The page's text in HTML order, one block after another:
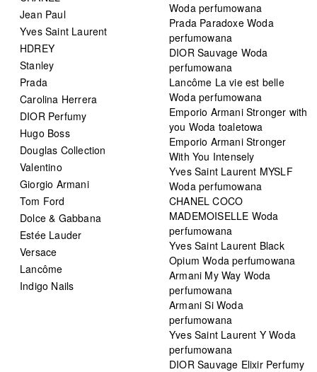
Jean Paul
Yves Saint Laurent
HDREY
Stanley
Prada
Carolina Herrera
DIOR Perfumy
Hugo Boss
Douglas Collection
Valentino
Giorgio Armani
Tom Ford
Dolce & Gabbana
Estée Lauder
Versace
Lancôme
Indigo Nails
Woda perfumowana
Prada Paradoxe Woda
perfumowana
DIOR Sauvage Woda
perfumowana
Lancôme La vie est belle
Woda perfumowana
Emporio Armani Stronger with
you Woda toaletowa
Emporio Armani Stronger
With You Intensely
Yves Saint Laurent MYSLF
Woda perfumowana
CHANEL COCO
MADEMOISELLE Woda
perfumowana
Yves Saint Laurent Black
Opium Woda perfumowana
Armani My Way Woda
perfumowana
Armani Si Woda
perfumowana
Yves Saint Laurent Y Woda
perfumowana
DIOR Sauvage Elixir Perfumy